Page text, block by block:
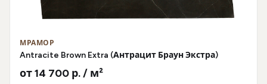
МРАМОР
Antracite Brown Extra (Антрацит Браун Экстра)
от 14 700 р. / м²